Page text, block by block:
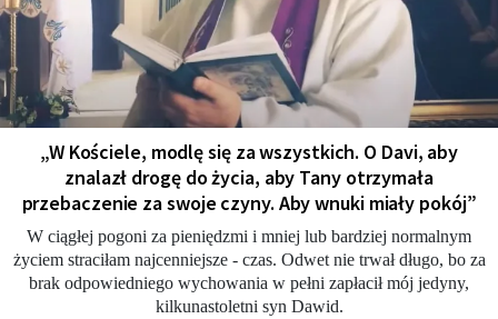
„W Kościele, modlę się za wszystkich. O Davi, aby
znalazł drogę do życia, aby Tany otrzymała
przebaczenie za swoje czyny. Aby wnuki miały pokój”
W ciągłej pogoni za pieniędzmi i mniej lub bardziej normalnym
życiem straciłam najcenniejsze - czas. Odwet nie trwał długo, bo za
brak odpowiedniego wychowania w pełni zapłacił mój jedyny,
kilkunastoletni syn Dawid.